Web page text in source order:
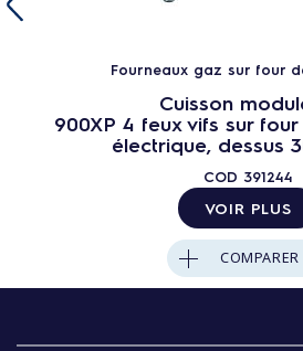
Fourneaux gaz sur four
Cuisson
900XP 4 feux vifs sur
électrique, dessus
COD 391244
VOIR PLUS
COMPARER